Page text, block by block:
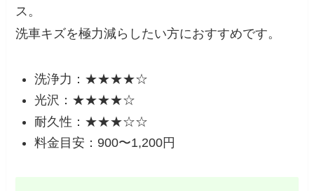
ス。
洗車キズを極力減らしたい方におすすめです。
洗浄力：★★★★☆
光沢：★★★★☆
耐久性：★★★☆☆
料金目安：900〜1,200円